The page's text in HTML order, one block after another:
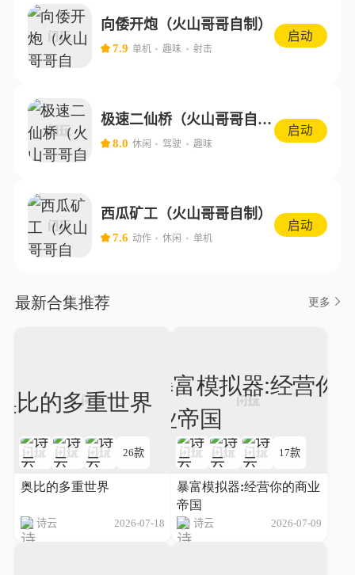
向倭开炮（火山哥哥自制）
7.9 单机 趣味 射击
启动
极速二仙桥（火山哥哥自制）
8.0 休闲 驾驶 趣味
启动
西瓜矿工（火山哥哥自制）
7.6 动作 休闲 单机
启动
最新合集推荐 更多
26款
奥比的多重世界
诗云 2026-07-18
17款
暴富模拟器:经营你的商业
帝国
诗云 2026-07-09